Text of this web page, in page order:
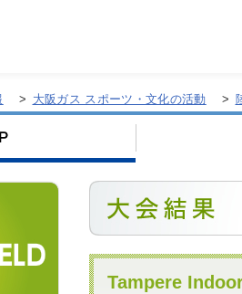
て
> 大阪ガス スポーツ・文化の活動 >
Tampere